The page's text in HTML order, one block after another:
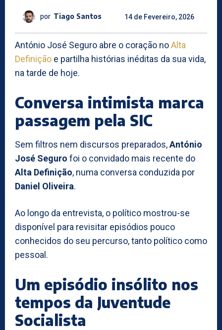
por Tiago Santos 14 de Fevereiro, 2026
António José Seguro abre o coração noAlta
Definição e partilha histórias inéditas da sua vida,
na tarde de hoje.
Conversa intimista marca
passagem pela SIC
Sem filtros nem discursos preparados,António
José Seguro foi o convidado mais recente do
Alta Definição, numa conversa conduzida por
Daniel Oliveira.
Ao longo da entrevista, o político mostrou-se
disponível para revisitar episódios pouco
conhecidos do seu percurso, tanto político como
pessoal.
Um episódio insólito nos
tempos da Juventude
Socialista